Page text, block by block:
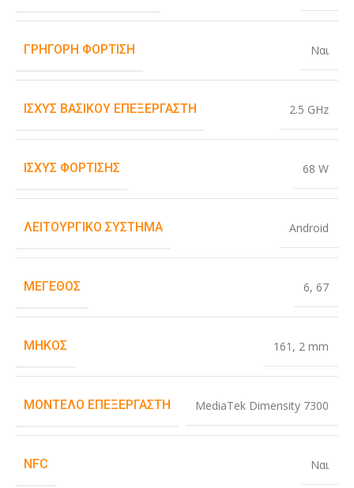
ΓΡΉΓΟΡΗ ΦΌΡΤΙΣΗ Ναι
ΙΣΧΎΣ ΒΑΣΙΚΟΎ ΕΠΕΞΕΡΓΑΣΤΉ 2.5 GHz
ΙΣΧΎΣ ΦΌΡΤΙΣΗΣ 68 W
ΛΕΙΤΟΥΡΓΙΚΌ ΣΎΣΤΗΜΑ Android
ΜΈΓΕΘΟΣ 6, 67
ΜΉΚΟΣ 161 , 2 mm
ΜΟΝΤΈΛΟ ΕΠΕΞΕΡΓΑΣΤΉ MediaTek Dimensity 7300
NFC Ναι